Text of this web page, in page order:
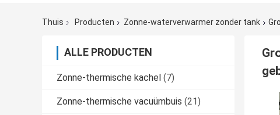
Thuis Producten Zonne-waterverwarmer zonder tank
ALLE PRODUCTEN
Zonne-thermische kachel (7)
Zonne-thermische vacuümbuis (21)